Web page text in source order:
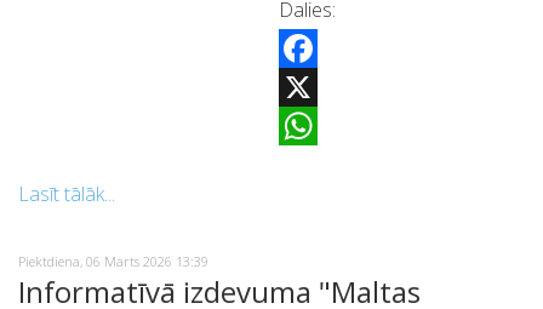
Dalies:
Facebook
X
Lasīt tālāk...
Piektdiena, 06 Marts 2026 13:39
Informatīvā izdevuma "Maltas